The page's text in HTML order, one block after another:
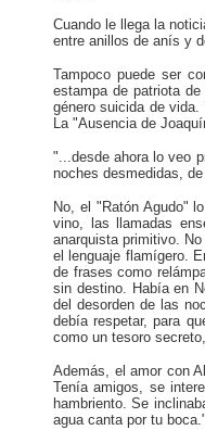
Cuando le llega la
entre anillos de anís y
Tampoco puede ser
estampa de patriota
género suicida de
La "Ausencia de
"...desde ahora lo veo
noches desmedidas,
No, el "Ratón Agudo"
vino, las llamadas
anarquista primitivo.
el lenguaje flamígero.
de frases como
sin destino. Había en
del desorden de las
debía respetar, para
como un tesoro
Además, el amor con
Tenía amigos, se
hambriento. Se
agua canta por tu boca."